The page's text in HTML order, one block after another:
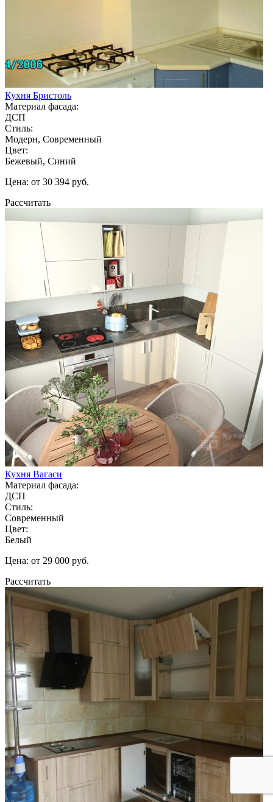
Кухня Бристоль
Материал фасада:
ДСП
Стиль:
Модерн, Современный
Цвет:
Бежевый, Синий
Цена: от 30 394 руб.
Рассчитать
Кухня Вагаси
Материал фасада:
ДСП
Стиль:
Современный
Цвет:
Белый
Цена: от 29 000 руб.
Рассчитать